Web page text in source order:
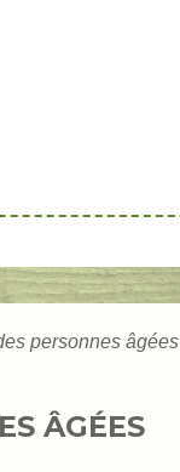
personnes âgées
ÂGÉES